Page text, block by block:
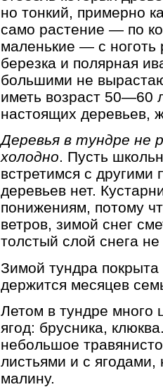
но тонкий, примерно
само растение — по
маленькие — с ноготь
березка и полярная
большими не
иметь возраст 50—60
настоящих деревьев,
Деревья в тундре
холодно. Пусть
встретимся с
деревьев нет.
понижениям, потому
ветров, зимой снег
толстый слой снега
Зимой тундра
держится месяцев
Летом в тундре много
ягод: брусника,
небольшое
листьями и с
малину.